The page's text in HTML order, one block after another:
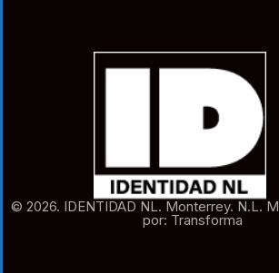
© 2026. IDENTIDAD NL. Monterrey. N.L.
por: Transforma